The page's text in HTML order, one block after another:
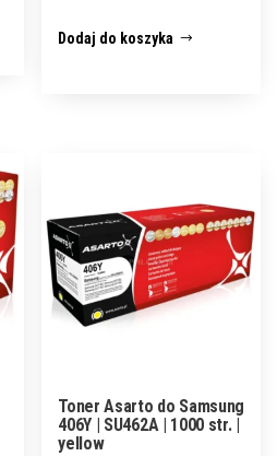
Dodaj do koszyka
Toner Asarto do Samsung
406Y | SU462A | 1000 str. |
yellow